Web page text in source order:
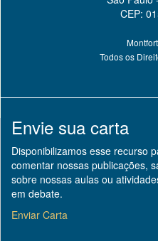
CEP:
Todos os
Envie sua carta
Disponibilizamos esse recurso
comentar nossas publicações,
sobre nossas aulas ou
em debate.
Enviar Carta